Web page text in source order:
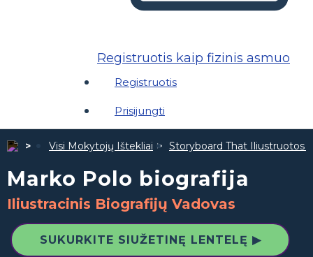
Registruotis kaip fizinis asmuo
Registruotis
Prisijungti
Visi Mokytojų Ištekliai Storyboard That Iliustruotos
Marko Polo biografija
Iliustracinis Biografijų Vadovas
SUKURKITE SIUŽETINĘ LENTELĘ ▶